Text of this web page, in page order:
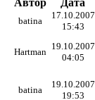
Автор
Дата
batina
17.10.2007
15:43
Hartman
19.10.2007
04:05
batina
19.10.2007
19:53